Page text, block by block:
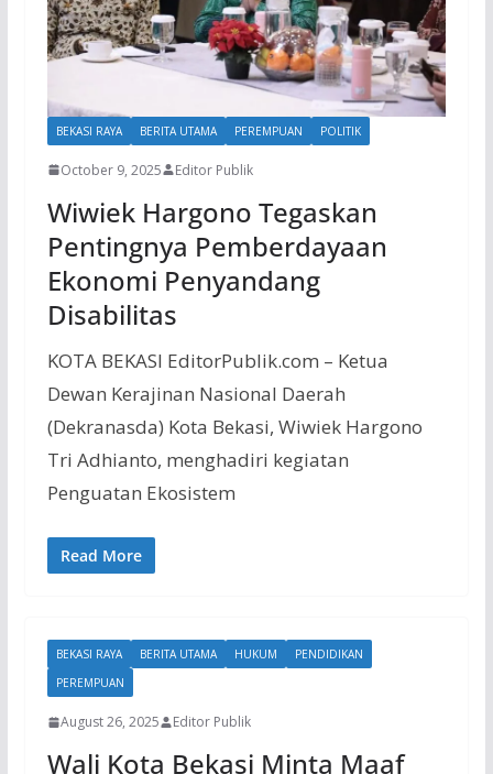
BEKASI RAYA BERITA UTAMA PEREMPUAN POLITIK
October 9, 2025 Editor Publik
Wiwiek Hargono Tegaskan
Pentingnya Pemberdayaan
Ekonomi Penyandang
Disabilitas
KOTA BEKASI EditorPublik.com – Ketua
Dewan Kerajinan Nasional Daerah
(Dekranasda) Kota Bekasi, Wiwiek Hargono
Tri Adhianto, menghadiri kegiatan
Penguatan Ekosistem
Read More
BEKASI RAYA BERITA UTAMA HUKUM
PENDIDIKAN
PEREMPUAN
August 26, 2025 Editor Publik
Wali Kota Bekasi Minta Maaf